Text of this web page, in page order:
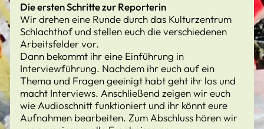
Die ersten Schritte zur Reporterin
Wir drehen eine Runde durch das Kulturzentrum
Schlachthof und stellen euch die verschiedenen
Arbeitsfelder vor.
Dann bekommt ihr eine Einführung in
Interviewführung. Nachdem ihr euch auf ein
Thema und Fragen geeinigt habt geht ihr los und
macht Interviews. Anschließend zeigen wir euch
wie Audioschnitt funktioniert und ihr könnt eure
Aufnahmen bearbeiten. Zum Abschluss hören wir